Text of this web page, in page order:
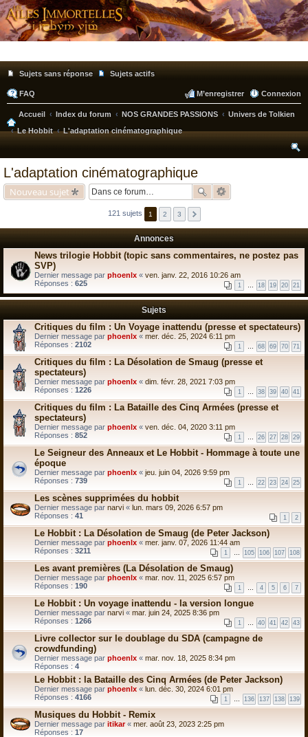
Sujets sans réponse Sujets actifs
FAQ Connexion
M’enregistrer
Accueil Index du forum NOS GRANDES PASSIONS
Univers de Tolkien
Le Hobbit
L'adaptation cinématographique
r
L'adaptation cinématographique
Nouveau sujet
121 sujets 1 2 3
Annonces
News trilogie Hobbit (topic sans commentaires, ne postez pas
SVP)
Dernier message par phoenlx « ven. janv. 22, 2016 10:26 am
Réponses : 625 1 … 18 19 20 21
Sujets
Critiques du film : Un Voyage inattendu (presse et spectateurs)
Dernier message par phoenlx « mer. déc. 25, 2024 6:11 pm
Réponses : 2102 1 … 68 69 70 71
Critiques du film : La Désolation de Smaug (presse et
spectateurs)
Dernier message par phoenlx « dim. févr. 28, 2021 7:03 pm
Réponses : 1226 1 … 38 39 40 41
Critiques du film : La Bataille des Cinq Armées (presse et
spectateurs)
Dernier message par phoenlx « ven. déc. 04, 2020 3:11 pm
Réponses : 852 1 … 26 27 28 29
Le Seigneur des Anneaux et Le Hobbit - Hommage à toute une
époque
Dernier message par phoenlx « jeu. juin 04, 2026 9:59 pm
Réponses : 739 1 … 22 23 24 25
Les scènes supprimées du hobbit
Dernier message par narvi « lun. mars 09, 2026 6:57 pm
Réponses : 41 1 2
Le Hobbit : La Désolation de Smaug (de Peter Jackson)
Dernier message par phoenlx « mer. janv. 07, 2026 11:44 am
Réponses : 3211 1 … 105 106 107 108
Les avant premières (La Désolation de Smaug)
Dernier message par phoenlx « mar. nov. 11, 2025 6:57 pm
Réponses : 190 1 … 4 5 6 7
Le Hobbit : Un voyage inattendu - la version longue
Dernier message par narvi « mar. juin 24, 2025 8:36 pm
Réponses : 1266 1 … 40 41 42 43
Livre collector sur le doublage du SDA (campagne de
crowdfunding)
Dernier message par phoenlx « mar. nov. 18, 2025 8:34 pm
Réponses : 4
Le Hobbit : la Bataille des Cinq Armées (de Peter Jackson)
Dernier message par phoenlx « lun. déc. 30, 2024 6:01 pm
Réponses : 4166 1 … 136 137 138 139
Musiques du Hobbit - Remix
Dernier message par itikar« mer. août 23, 2023 2:25 pm
Réponses : 17